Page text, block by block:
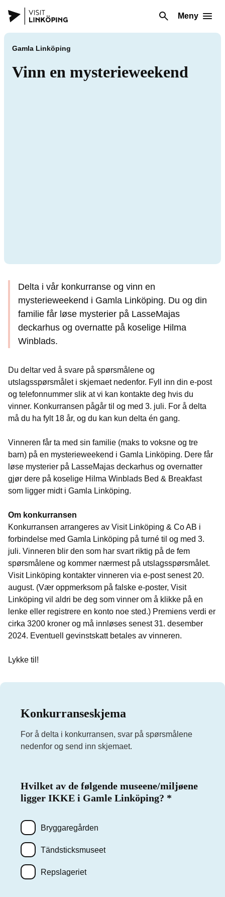
Meny
Gamla Linköping
Vinn en mysterieweekend
Delta i vår konkurranse og vinn en
mysterieweekend i Gamla Linköping. Du og din
familie får løse mysterier på LasseMajas
deckarhus og overnatte på koselige Hilma
Winblads.
Du deltar ved å svare på spørsmålene og
utslagsspørsmålet i skjemaet nedenfor. Fyll inn din e-post
og telefonnummer slik at vi kan kontakte deg hvis du
vinner. Konkurransen pågår til og med 3. juli. For å delta
må du ha fylt 18 år, og du kan kun delta én gang.
Vinneren får ta med sin familie (maks to voksne og tre
barn) på en mysterieweekend i Gamla Linköping. Dere får
løse mysterier på LasseMajas deckarhus og overnatter
gjør dere på koselige Hilma Winblads Bed & Breakfast
som ligger midt i Gamla Linköping.
Om konkurransen
Konkurransen arrangeres av Visit Linköping & Co AB i
forbindelse med Gamla Linköping på turné til og med 3.
juli. Vinneren blir den som har svart riktig på de fem
spørsmålene og kommer nærmest på utslagsspørsmålet.
Visit Linköping kontakter vinneren via e-post senest 20.
august. (Vær oppmerksom på falske e-poster, Visit
Linköping vil aldri be deg som vinner om å klikke på en
lenke eller registrere en konto noe sted.) Premiens verdi er
cirka 3200 kroner og må innløses senest 31. desember
2024. Eventuell gevinstskatt betales av vinneren.
Lykke til!
Konkurranseskjema
For å delta i konkurransen, svar på spørsmålene
nedenfor og send inn skjemaet.
Hvilket av de følgende museene/miljøene
ligger IKKE i Gamle Linköping? Påkrevd
*
Bryggaregården
Tändsticksmuseet
Repslageriet